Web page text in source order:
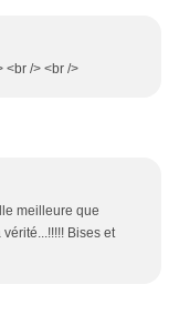
<br /> <br />
meilleure que
Bises et